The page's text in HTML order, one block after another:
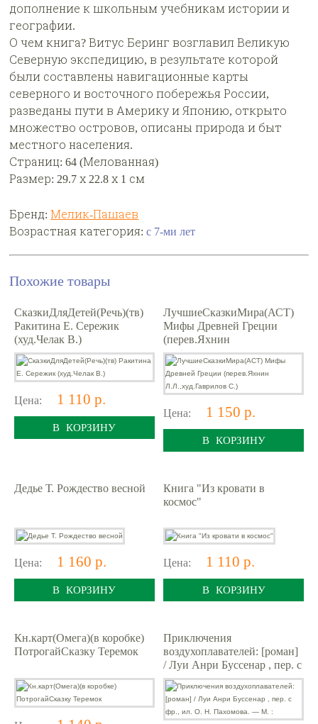
дополнение к школьным учебникам истории и
географии.
О чем книга? Витус Беринг возглавил Великую
Северную экспедицию, в результате которой
были составлены навигационные карты
северного и восточного побережья России,
разведаны пути в Америку и Японию, открыто
множество островов, описаны природа и быт
местного населения.
Страниц: 64 (Мелованная)
Размер: 29.7 х 22.8 х 1 см
Бренд:Мелик-Пашаев
Возрастная категория:с 7-ми лет
Похожие товары
СказкиДляДетей(Речь)(тв)
Ракитина Е. Сережик
(худ.Челак В.)
Цена: 1 110 р.
В КОРЗИНУ
ЛучшиеСказкиМира(АСТ)
Мифы Древней Греции
(перев.Яхнин
Л.Л.,худ.Гаврилов С.)
Цена: 1 150 р.
В КОРЗИНУ
Дедье Т. Рождество весной
Цена: 1 160 р.
В КОРЗИНУ
Книга "Из кровати в
космос"
Цена: 1 110 р.
В КОРЗИНУ
Кн.карт(Омега)(в коробке)
ПотрогайСказку Теремок
Приключения
воздухоплавателей: [роман]
/ Луи Анри Буссенар , пер. с
фр., ил. О. Н. Пахомова. —
М. :